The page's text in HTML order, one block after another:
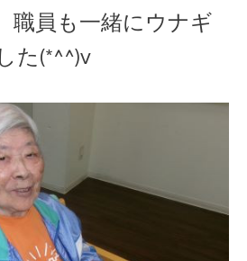
職員も一緒にウナギ
た(*^^)v